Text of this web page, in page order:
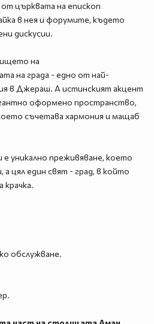
църквата на епископ
в нея и форумите, където
дискусии.
на
на града - едно от най-
в Джераш. А истинският акцент
оформено пространство,
съчетава хармония и мащаб
уникално преживяване, което
а цял един свят - град, в който
крачка.
обслужване.